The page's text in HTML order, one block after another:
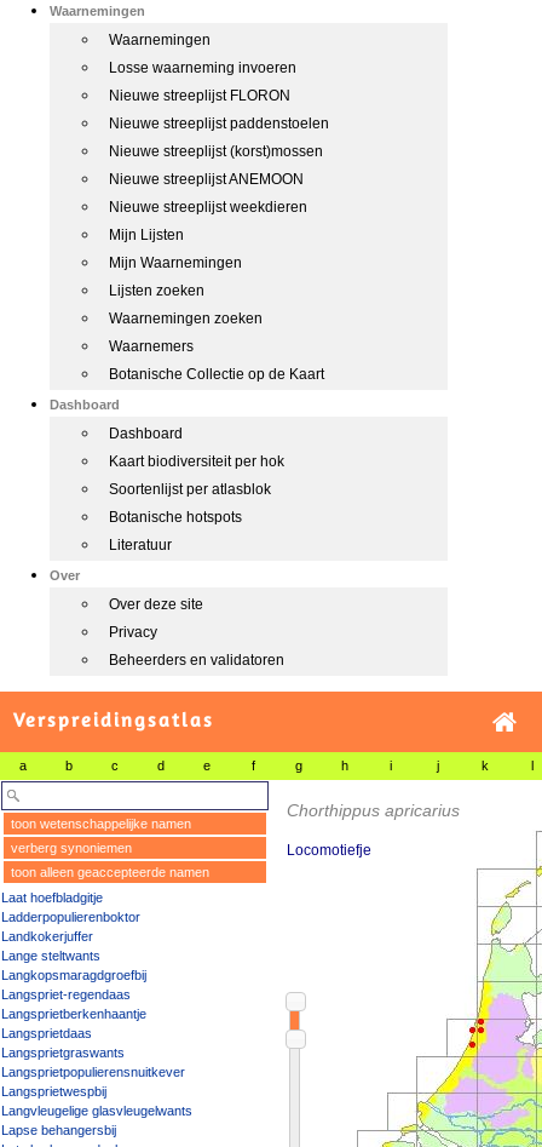
Waarnemingen
Waarnemingen
Losse waarneming invoeren
Nieuwe streeplijst FLORON
Nieuwe streeplijst paddenstoelen
Nieuwe streeplijst (korst)mossen
Nieuwe streeplijst ANEMOON
Nieuwe streeplijst weekdieren
Mijn Lijsten
Mijn Waarnemingen
Lijsten zoeken
Waarnemingen zoeken
Waarnemers
Botanische Collectie op de Kaart
Dashboard
Dashboard
Kaart biodiversiteit per hok
Soortenlijst per atlasblok
Botanische hotspots
Literatuur
Over
Over deze site
Privacy
Beheerders en validatoren
Verspreidingsatlas
a b c d e f g h i j k l
toon wetenschappelijke namen
verberg synoniemen
toon alleen geaccepteerde namen
Laat hoefbladgitje
Ladderpopulierenboktor
Landkokerjuffer
Lange steltwants
Langkopsmaragdgroefbij
Langspriet-regendaas
Langsprietberkenhaantje
Langsprietdaas
Langsprietgraswants
Langsprietpopulierensnuitkever
Langsprietwespbij
Langvleugelige glasvleugelwants
Lapse behangersbij
Chorthippus apricarius
Locomotiefje